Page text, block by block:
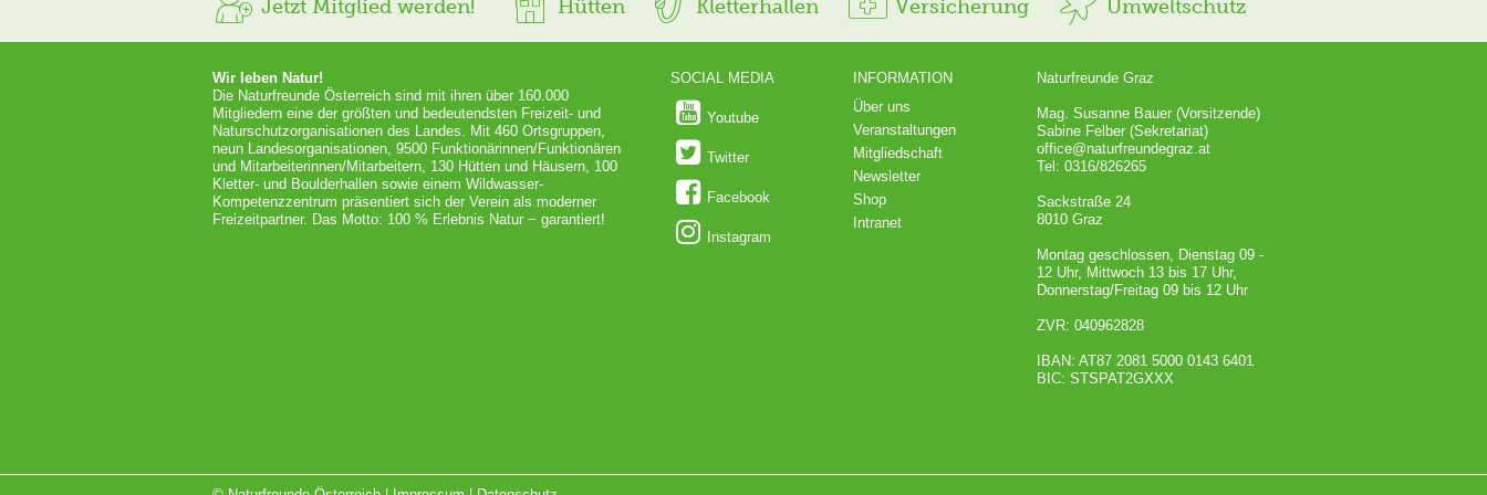
Jetzt Mitglied werden! Hütten Kletterhallen Versicherung Umweltschutz
Wir leben Natur!
Die Naturfreunde Österreich sind mit ihren über 160.000
Mitgliedern eine der größten und bedeutendsten Freizeit- und
Naturschutzorganisationen des Landes. Mit 460 Ortsgruppen,
neun Landesorganisationen, 9500 Funktionärinnen/Funktionären
und Mitarbeiterinnen/Mitarbeitern, 130 Hütten und Häusern, 100
Kletter- und Boulderhallen sowie einem Wildwasser-
Kompetenzzentrum präsentiert sich der Verein als moderner
Freizeitpartner. Das Motto: 100 % Erlebnis Natur − garantiert!
SOCIAL MEDIA
Youtube
Twitter
Facebook
Instagram
INFORMATION
Über uns
Veranstaltungen
Mitgliedschaft
Newsletter
Shop
Intranet
Naturfreunde Graz
Mag. Susanne Bauer (Vorsitzende)
Sabine Felber (Sekretariat)
office@naturfreundegraz.at
Tel: 0316/826265
Sackstraße 24
8010 Graz
Montag geschlossen, Dienstag 09 -
12 Uhr, Mittwoch 13 bis 17 Uhr,
Donnerstag/Freitag 09 bis 12 Uhr
ZVR: 040962828
IBAN: AT87 2081 5000 0143 6401
BIC: STSPAT2GXXX